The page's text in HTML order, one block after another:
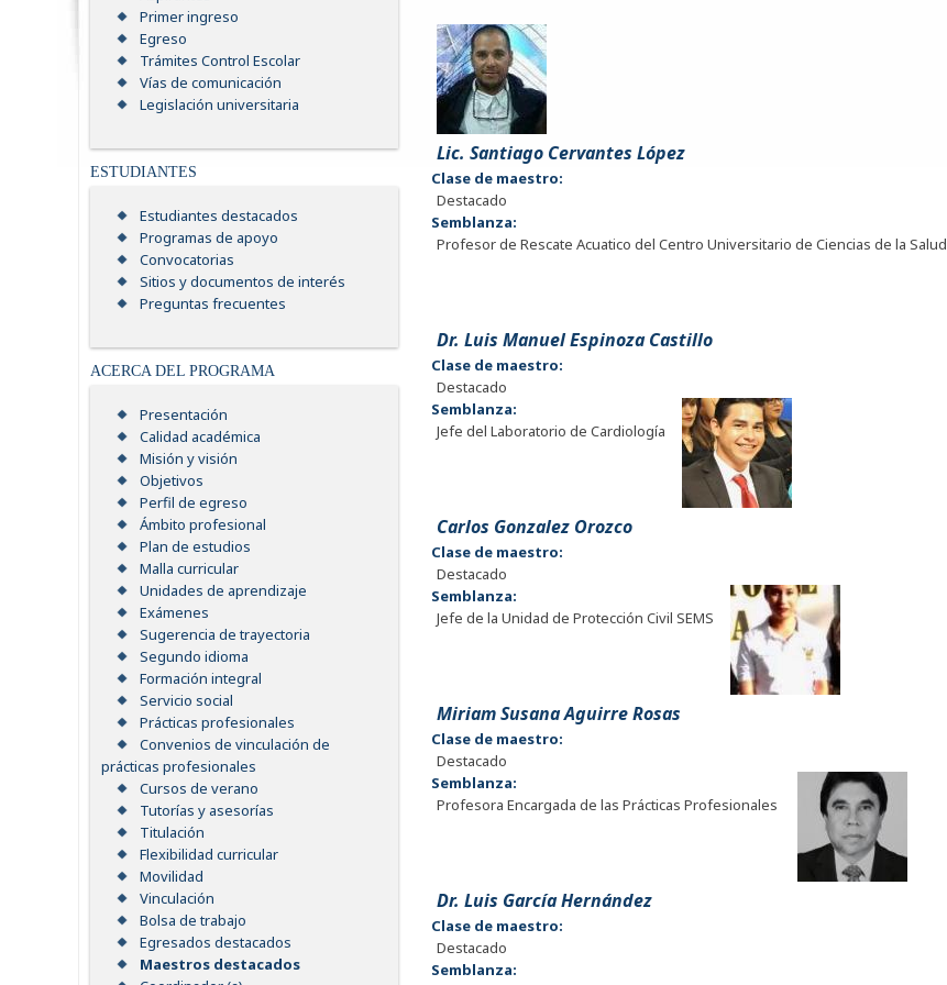
Primer ingreso
Egreso
Trámites Control Escolar
Vías de comunicación
Legislación universitaria
ESTUDIANTES
Estudiantes destacados
Programas de apoyo
Convocatorias
Sitios y documentos de interés
Preguntas frecuentes
ACERCA DEL PROGRAMA
Presentación
Calidad académica
Misión y visión
Objetivos
Perfil de egreso
Ámbito profesional
Plan de estudios
Malla curricular
Unidades de aprendizaje
Exámenes
Sugerencia de trayectoria
Segundo idioma
Formación integral
Servicio social
Prácticas profesionales
Convenios de vinculación de
prácticas profesionales
Cursos de verano
Tutorías y asesorías
Titulación
Flexibilidad curricular
Movilidad
Vinculación
Bolsa de trabajo
Egresados destacados
Maestros destacados
Lic. Santiago Cervantes López
Clase de maestro:
Destacado
Semblanza:
Profesor de Rescate Acuatico del Centro Universitario de Ciencias de la Salud
Dr. Luis Manuel Espinoza Castillo
Clase de maestro:
Destacado
Semblanza:
Jefe del Laboratorio de Cardiología
Carlos Gonzalez Orozco
Clase de maestro:
Destacado
Semblanza:
Jefe de la Unidad de Protección Civil SEMS
Miriam Susana Aguirre Rosas
Clase de maestro:
Destacado
Semblanza:
Profesora Encargada de las Prácticas Profesionales
Dr. Luis García Hernández
Clase de maestro:
Destacado
Semblanza: